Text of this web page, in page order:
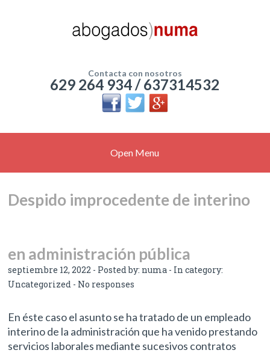
Contacta con nosotros
629 264 934 / 637314532
Open Menu
Despido improcedente de interino
en administración pública
septiembre 12, 2022 - Posted by: numa - In category:
Uncategorized - No responses
En éste caso el asunto se ha tratado de un empleado
interino de la administración que ha venido prestando
servicios laborales mediante sucesivos contratos